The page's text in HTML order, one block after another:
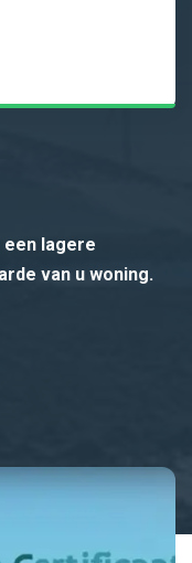
een lagere
van u woning.